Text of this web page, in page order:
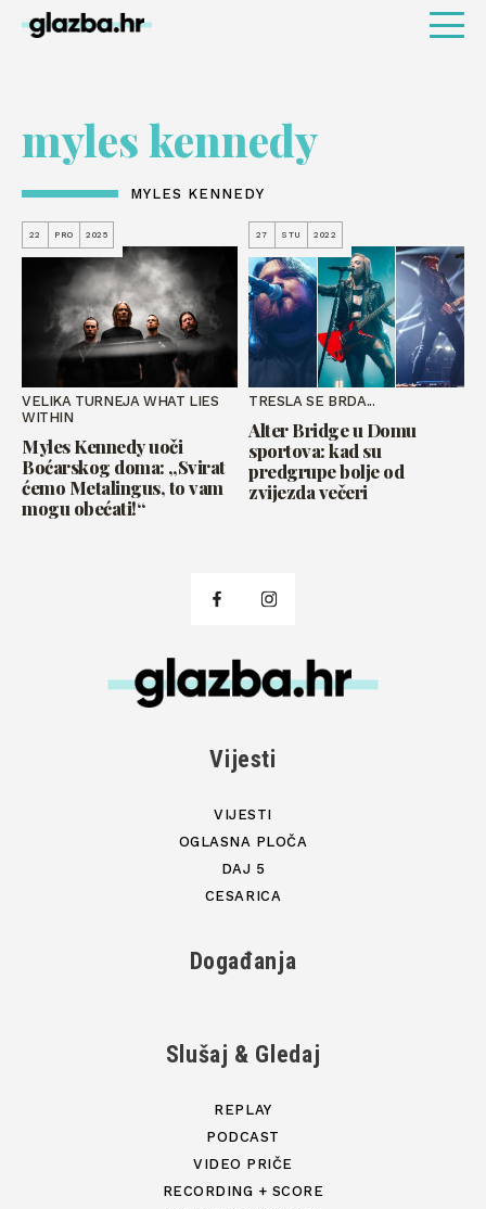
myles kennedy
MYLES KENNEDY
22 PRO 2025
VELIKA TURNEJA WHAT LIES
WITHIN
Myles Kennedy uoči
Boćarskog doma: „Svirat
ćemo Metalingus, to vam
mogu obećati!“
27 STU 2022
TRESLA SE BRDA...
Alter Bridge u Domu
sportova: kad su
predgrupe bolje od
zvijezda večeri
Vijesti
VIJESTI
OGLASNA PLOČA
DAJ 5
CESARICA
Događanja
Slušaj & Gledaj
REPLAY
PODCAST
VIDEO PRIČE
RECORDING + SCORE